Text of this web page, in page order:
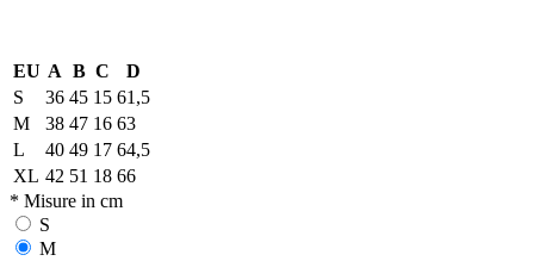
EU A B C
D
S
36 45 15 61,5
M
38 47 16 63
L
40 49 17 64,5
XL 42 51 18 66
* Misure in cm
S
M